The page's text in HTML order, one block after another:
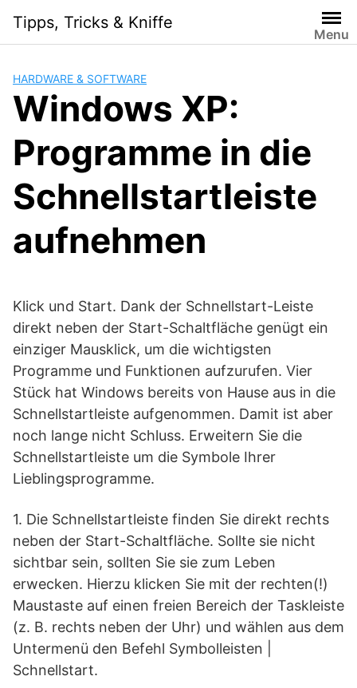
content
Tipps, Tricks & Kniffe
Menu
HARDWARE & SOFTWARE
Windows XP:
Programme in die
Schnellstartleiste
aufnehmen
Klick und Start. Dank der Schnellstart-Leiste
direkt neben der Start-Schaltfläche genügt ein
einziger Mausklick, um die wichtigsten
Programme und Funktionen aufzurufen. Vier
Stück hat Windows bereits von Hause aus in die
Schnellstartleiste aufgenommen. Damit ist aber
noch lange nicht Schluss. Erweitern Sie die
Schnellstartleiste um die Symbole Ihrer
Lieblingsprogramme.
1. Die Schnellstartleiste finden Sie direkt rechts
neben der Start-Schaltfläche. Sollte sie nicht
sichtbar sein, sollten Sie sie zum Leben
erwecken. Hierzu klicken Sie mit der rechten(!)
Maustaste auf einen freien Bereich der Taskleiste
(z. B. rechts neben der Uhr) und wählen aus dem
Untermenü den Befehl Symbolleisten |
Schnellstart.